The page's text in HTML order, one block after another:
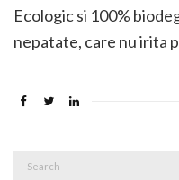
Ecologic si 100%
nepatate, care nu irita